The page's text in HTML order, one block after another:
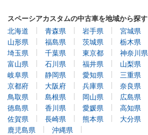
スペーシアカスタムの中古車を地域から探す
北海道
青森県 岩手県 宮城県
山形県
福島県 茨城県 栃木県
埼玉県
千葉県 東京都 神奈川県
富山県
石川県 福井県 山梨県
岐阜県
静岡県 愛知県 三重県
京都府
大阪府 兵庫県 奈良県
鳥取県
島根県 岡山県 広島県
徳島県
香川県 愛媛県 高知県
佐賀県
長崎県 熊本県 大分県
鹿児島県
沖縄県